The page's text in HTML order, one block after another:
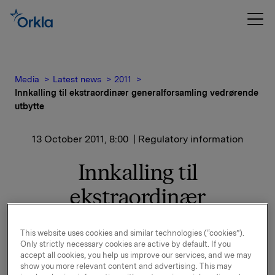
Media Latest news
2011
Innkalling til ekstraordinær generalforsamling vedrørende
utbytte
13 October 2011, 8:00 | Regulatory information
Innkalling til
ekstraordinær
generalforsamling
vedrørende utbytte
This website uses cookies and similar technologies (“cookies”).
Only strictly necessary cookies are active by default. If you
accept all cookies, you help us improve our services, and we may
show you more relevant content and advertising. This may